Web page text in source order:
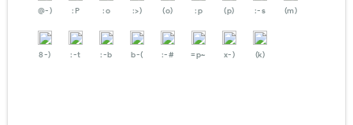
@-) :P :o :>) (o) :p (p) :-s (m)
8-) :-t :-b b-( :-# =p~ x-) (k)